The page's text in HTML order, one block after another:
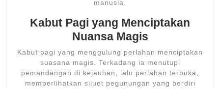
manusia.
Kabut Pagi yang Menciptakan
Nuansa Magis
Kabut pagi yang menggulung perlahan menciptakan
suasana magis. Terkadang ia menutupi
pemandangan di kejauhan, lalu perlahan terbuka,
memperlihatkan siluet pegunungan yang berdiri